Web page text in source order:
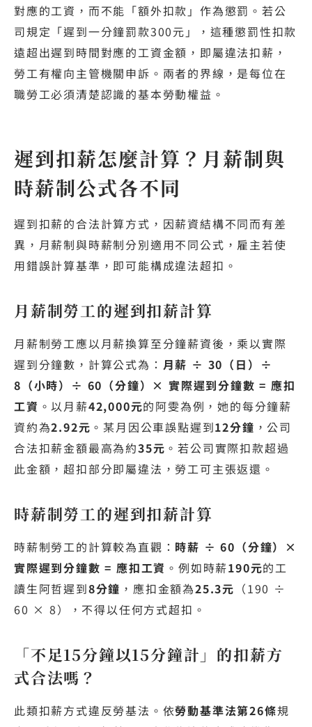
對應的工資，而不能「額外扣款」作為懲罰。若公
司規定「遲到一分鐘罰款300元」，這種懲罰性扣款
遠超出遲到時間對應的工資金額，即屬違法扣薪，
勞工有權向主管機關申訴。兩者的界線，是每位在
職勞工必須清楚認識的基本勞動權益。
遲到扣薪怎麼計算？月薪制與
時薪制公式各不同
遲到扣薪的合法計算方式，因薪資結構不同而有差
異，月薪制與時薪制分別適用不同公式，雇主若使
用錯誤計算基準，即可能構成違法超扣。
月薪制勞工的遲到扣薪計算
月薪制勞工應以月薪換算至分鐘薪資後，乘以實際
遲到分鐘數，計算公式為： 月薪 ÷ 30（日）÷
8（小時）÷ 60（分鐘）× 實際遲到分鐘數 = 應扣
工資 。以月薪42,000元的阿雯為例，她的每分鐘薪
資約為2.92元 。某月因公車誤點遲到12分鐘 ，公司
合法扣薪金額最高為約35元 。若公司實際扣款超過
此金額，超扣部分即屬違法，勞工可主張返還。
時薪制勞工的遲到扣薪計算
時薪制勞工的計算較為直觀： 時薪 ÷ 60（分鐘）×
實際遲到分鐘數 = 應扣工資 。例如時薪190元的工
讀生阿哲遲到8分鐘 ，應扣金額為25.3元 （190 ÷
60 × 8），不得以任何方式超扣。
「不足15分鐘以15分鐘計」的扣薪方
式合法嗎？
此類扣薪方式違反勞基法。依勞動基準法第26條規